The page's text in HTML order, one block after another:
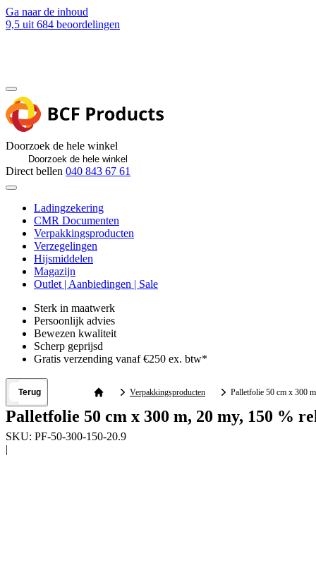
Ga naar de inhoud
9,5 uit 684 beoordelingen
Doorzoek de hele winkel
Direct bellen 040 843 67 61
Ladingzekering
CMR Documenten
Verpakkingsproducten
Verzegelingen
Hijsmiddelen
Magazijn
Outlet | Aanbiedingen | Sale
Sterk in maatwerk
Persoonlijk advies
Bewezen kwaliteit
Scherp geprijsd
Gratis verzending vanaf €250 ex. btw*
Terug Verpakkingsproducten Palletfolie 50 cm x 300
Palletfolie 50 cm x 300 m, 20 my, 150 %
SKU: PF-50-300-150-20.9
|